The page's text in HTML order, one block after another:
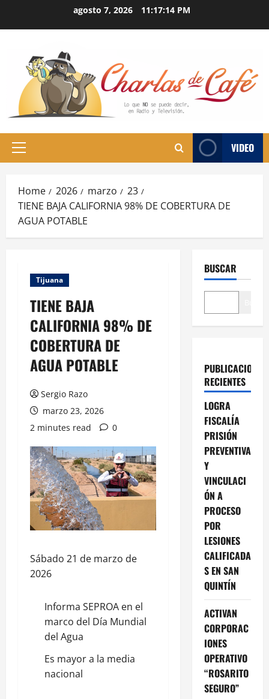
agosto 7, 2026 11:17:15 PM
Primary
VIDEO
Home 2026 marzo
23
TIENE BAJA CALIFORNIA 98% DE COBERTURA DE
AGUA POTABLE
Tijuana
TIENE BAJA
CALIFORNIA 98% DE
COBERTURA DE
AGUA POTABLE
Sergio Razo
marzo 23, 2026
2 minutes read
0
Sábado 21 de marzo de
2026
Informa SEPROA en el
marco del Día Mundial
del Agua
Es mayor a la media
nacional
BUSCAR
PUBLICACIONES
RECIENTES
LOGRA
FISCALÍA
PRISIÓN
PREVENTIVA
Y
VINCULACI
ÓN A
PROCESO
POR
LESIONES
CALIFICADA
S EN SAN
QUINTÍN
ACTIVAN
CORPORAC
IONES
OPERATIVO
“ROSARITO
SEGURO”